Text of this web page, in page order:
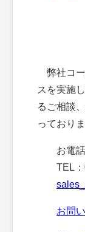
弊社コー
スを実施
るご相談
っておりま
お電
TEL
お問